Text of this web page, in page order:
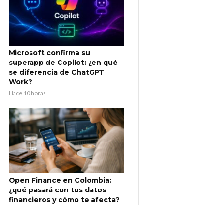
Microsoft confirma su
superapp de Copilot: ¿en qué
se diferencia de ChatGPT
Work?
Hace 10 horas
Open Finance en Colombia:
¿qué pasará con tus datos
financieros y cómo te afecta?